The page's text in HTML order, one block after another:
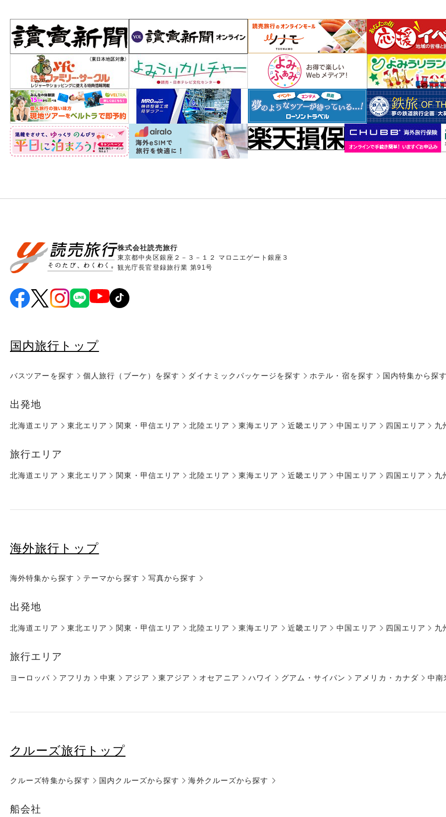
株式会社読売旅行
東京都中央区銀座２－３－１２ マロニエゲート銀座３
観光庁長官登録旅行業 第91号
国内旅行トップ
バスツアーを探す 個人旅行（ブーケ）を探す ダイナミックパッケージを探す ホテル・宿を探す 国内特集から探
出発地
北海道エリア 東北エリア 関東・甲信エリア 北陸エリア 東海エリア 近畿エリア 中国エリア 四国エリア 九
旅行エリア
北海道エリア 東北エリア 関東・甲信エリア 北陸エリア 東海エリア 近畿エリア 中国エリア 四国エリア 九
海外旅行トップ
海外特集から探す テーマから探す 写真から探す
出発地
北海道エリア 東北エリア 関東・甲信エリア 北陸エリア 東海エリア 近畿エリア 中国エリア 四国エリア 九
旅行エリア
ヨーロッパ アフリカ 中東 アジア 東アジア オセアニア ハワイ グアム・サイパン アメリカ・カナダ 中南
クルーズ旅行トップ
クルーズ特集から探す 国内クルーズから探す 海外クルーズから探す
船会社